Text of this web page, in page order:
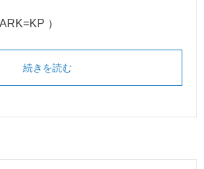
）
続きを読む